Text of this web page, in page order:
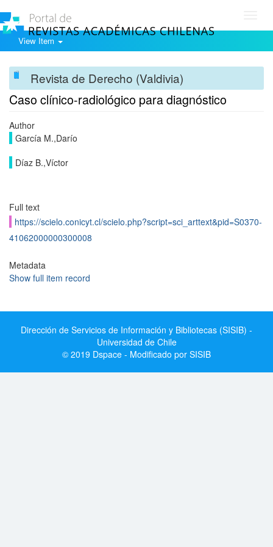
View Item
Revista de Derecho (Valdivia)
Caso clínico-radiológico para diagnóstico
Author
García M.,Darío
Díaz B.,Víctor
Full text
https://scielo.conicyt.cl/scielo.php?script=sci_arttext&pid=S0370-
41062000000300008
Metadata
Show full item record
Dirección de Servicios de Información y Bibliotecas (SISIB) -
Universidad de Chile
© 2019 Dspace - Modificado por SISIB